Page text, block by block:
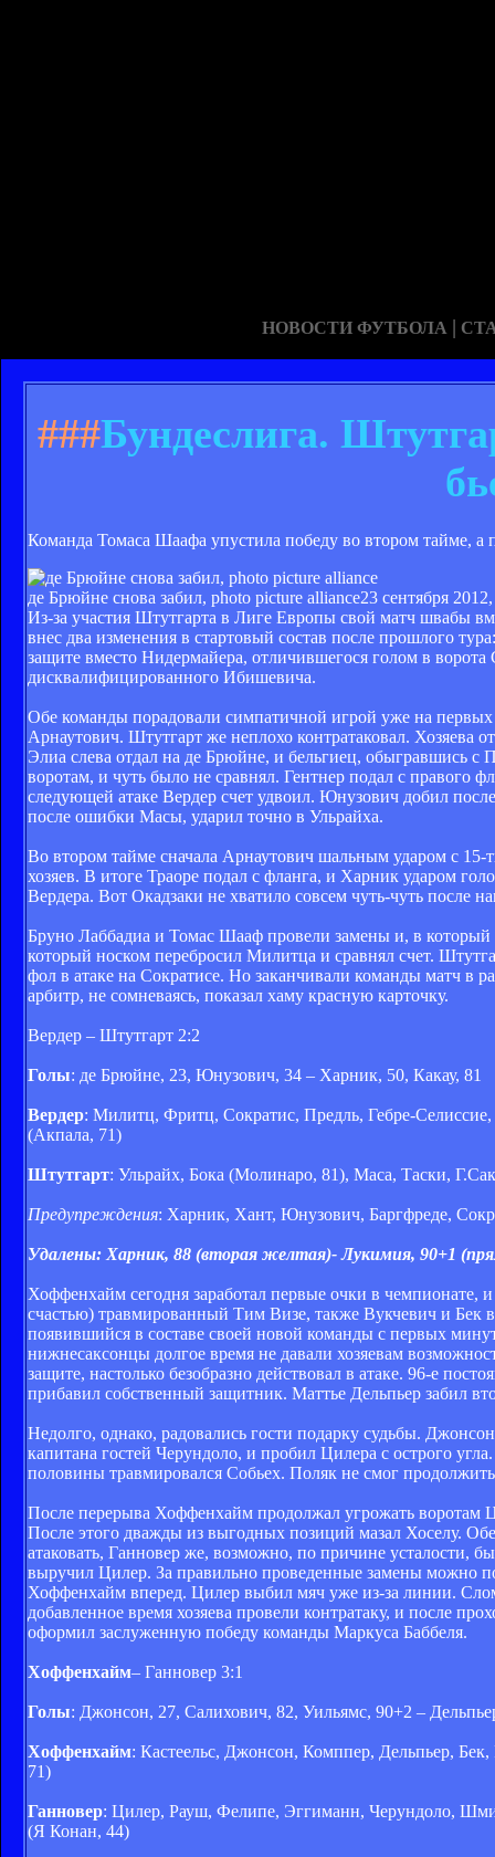
НОВОСТИ ФУТБОЛА |
###Бундеслига.
Команда Томаса Шаафа упустила победу во втором тайме, а
де Брюйне снова забил, photo picture alliance23 сентября
Из-за участия Штутгарта в Лиге Европы свой матч швабы
внес два изменения в стартовый состав после прошлого
защите вместо Нидермайера, отличившегося голом в
дисквалифицированного Ибишевича.
Обе команды порадовали симпатичной игрой уже на первых
Арнаутович. Штутгарт же неплохо контратаковал. Хозяева
Элиа слева отдал на де Брюйне, и бельгиец, обыгравшись
воротам, и чуть было не сравнял. Гентнер подал с
следующей атаке Вердер счет удвоил. Юнузович добил
после ошибки Масы, ударил точно в Ульрайха.
Во втором тайме сначала Арнаутович шальным ударом с
хозяев. В итоге Траоре подал с фланга, и Харник ударом
Вердера. Вот Окадзаки не хватило совсем чуть-чуть после
Бруно Лаббадиа и Томас Шааф провели замены и, в
который носком перебросил Милитца и сравнял счет.
фол в атаке на Сократисе. Но заканчивали команды матч
арбитр, не сомневаясь, показал хаму красную карточку.
Вердер – Штутгарт 2:2
Голы: де Брюйне, 23, Юнузович, 34 – Харник, 50, Какау, 81
Вердер: Милитц, Фритц, Сократис, Предль, Гебре-
(Акпала, 71)
Штутгарт: Ульрайх, Бока (Молинаро, 81), Маса, Таски,
Предупреждения: Харник, Хант, Юнузович, Баргфреде,
Удалены: Харник, 88 (вторая желтая)- Лукимия, 90+1
Хоффенхайм сегодня заработал первые очки в чемпионате,
счастью) травмированный Тим Визе, также Вукчевич и Бек
появившийся в составе своей новой команды с первых
нижнесаксонцы долгое время не давали хозяевам
защите, настолько безобразно действовал в атаке. 96-е
прибавил собственный защитник. Маттье Дельпьер забил
Недолго, однако, радовались гости подарку судьбы.
капитана гостей Черундоло, и пробил Цилера с острого
половины травмировался Собьех. Поляк не смог
После перерыва Хоффенхайм продолжал угрожать воротам
После этого дважды из выгодных позиций мазал Хоселу.
атаковать, Ганновер же, возможно, по причине усталости,
выручил Цилер. За правильно проведенные замены можно
Хоффенхайм вперед. Цилер выбил мяч уже из-за линии.
добавленное время хозяева провели контратаку, и после
оформил заслуженную победу команды Маркуса Баббеля.
Хоффенхайм– Ганновер 3:1
Голы: Джонсон, 27, Салихович, 82, Уильямс, 90+2 –
Хоффенхайм: Кастеельс, Джонсон, Комппер, Дельпьер,
71)
Ганновер: Цилер, Рауш, Фелипе, Эггиманн, Черундоло,
(Я Конан, 44)